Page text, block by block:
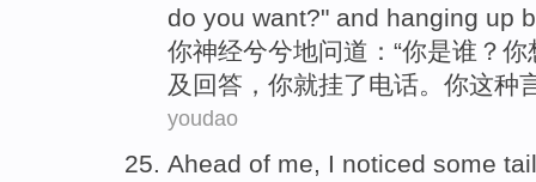
do you want?" and hanging up
你神经兮兮地问道 ：“你是谁 ？你
及回答，你就挂了电话。你这种
youdao
Ahead of me, I noticed some